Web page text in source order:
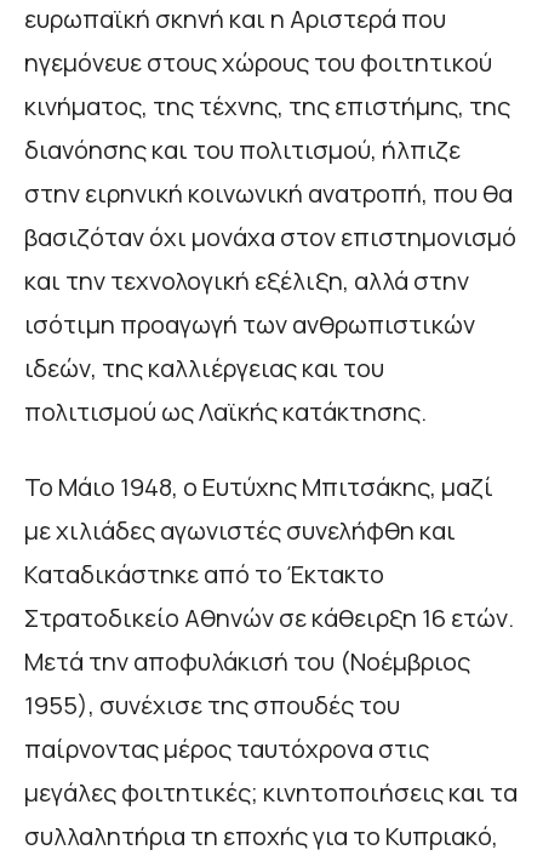
ευρωπαϊκή σκηνή και η Αριστερά που
ηγεμόνευε στους χώρους του φοιτητικού
κινήματος, της τέχνης, της επιστήμης, της
διανόησης και του πολιτισμού, ήλπιζε
στην ειρηνική κοινωνική ανατροπή, που θα
βασιζόταν όχι μονάχα στον επιστημονισμό
και την τεχνολογική εξέλιξη, αλλά στην
ισότιμη προαγωγή των ανθρωπιστικών
ιδεών, της καλλιέργειας και του
πολιτισμού ως Λαϊκής κατάκτησης.
Το Μάιο 1948, ο Ευτύχης Μπιτσάκης, μαζί
με χιλιάδες αγωνιστές συνελήφθη και
Καταδικάστηκε από το Έκτακτο
Στρατοδικείο Αθηνών σε κάθειρξη 16 ετών.
Μετά την αποφυλάκισή του (Νοέμβριος
1955), συνέχισε της σπουδές του
παίρνοντας μέρος ταυτόχρονα στις
μεγάλες φοιτητικές; κινητοποιήσεις και τα
συλλαλητήρια τη εποχής για το Κυπριακό,